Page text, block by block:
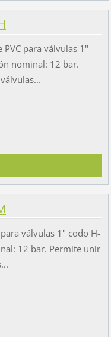
PVC para válvulas 1"
nominal: 12 bar.
válvulas 1" codo H-
12 bar. Permite unir